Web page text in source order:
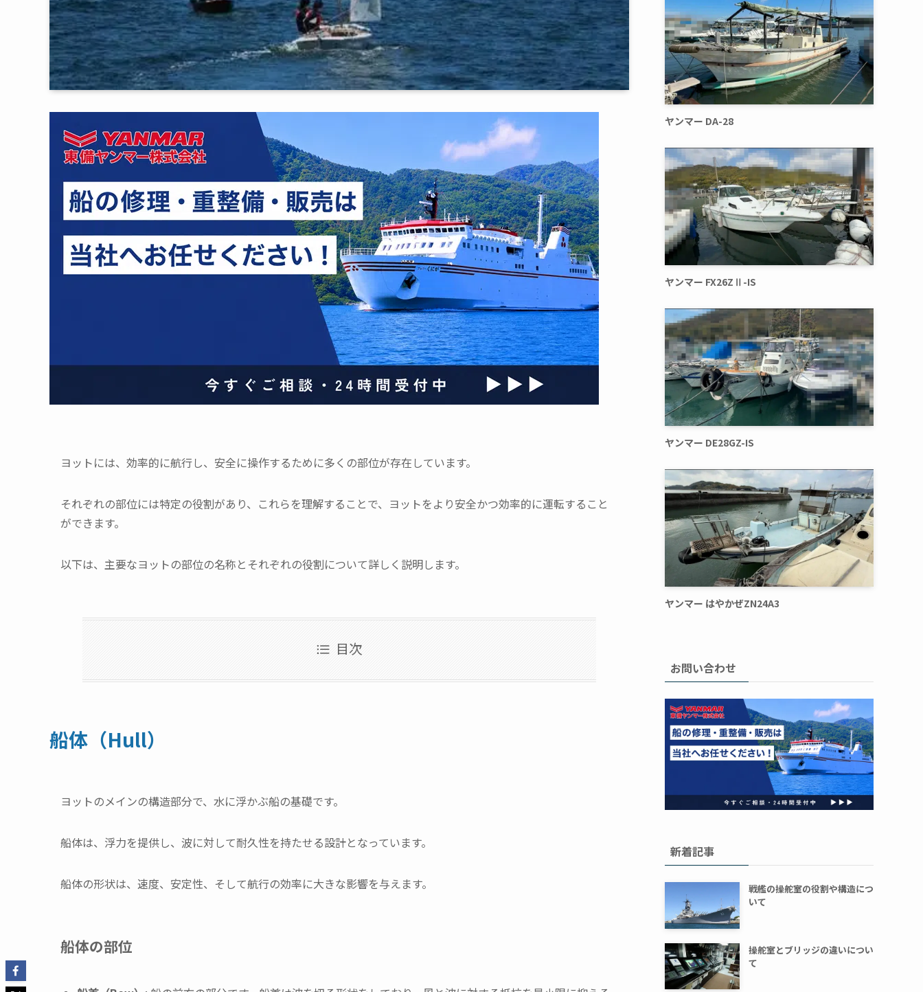
ヨットには、効率的に航行し、安全に操作するために多くの部位が存在しています。
それぞれの部位には特定の役割があり、これらを理解することで、ヨットをより安全かつ効率的に運転すること
ができます。
以下は、主要なヨットの部位の名称とそれぞれの役割について詳しく説明します。
目次
船体（Hull）
ヨットのメインの構造部分で、水に浮かぶ船の基礎です。
船体は、浮力を提供し、波に対して耐久性を持たせる設計となっています。
船体の形状は、速度、安定性、そして航行の効率に大きな影響を与えます。
船体の部位
ヤンマー DA-28
ヤンマー FX26ZⅡ-IS
ヤンマー DE28GZ-IS
ヤンマー はやかぜZN24A3
お問い合わせ
新着記事
戦艦の操舵室の役割や構造につ
いて
操舵室とブリッジの違いについ
て